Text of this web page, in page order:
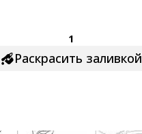
1
Раскрасить заливкой